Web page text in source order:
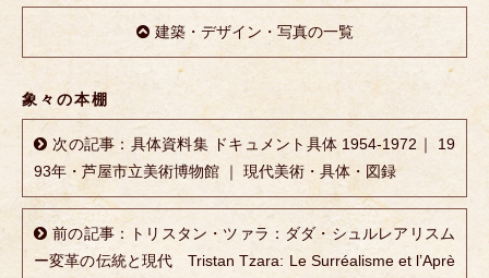
建築・デザイン・写真の一覧
象々の本棚
次の記事：具体資料集 ドキュメント具体 1954-1972｜ 19
93年・芦屋市立美術博物館 ｜ 現代美術・具体・図録
前の記事：トリスタン・ツァラ：ダダ・シュルレアリスム
ー変革の伝統と現代 Tristan Tzara: Le Surréalisme et l’Aprè